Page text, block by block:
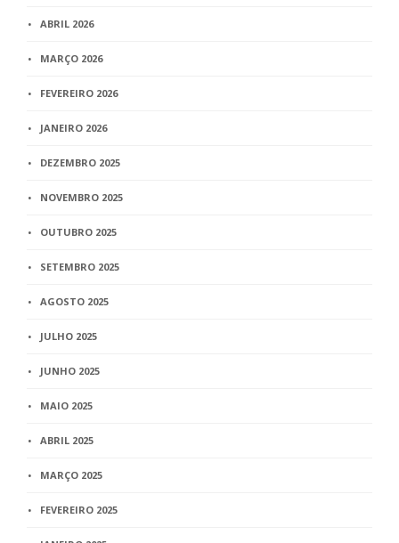
ABRIL 2026
MARÇO 2026
FEVEREIRO 2026
JANEIRO 2026
DEZEMBRO 2025
NOVEMBRO 2025
OUTUBRO 2025
SETEMBRO 2025
AGOSTO 2025
JULHO 2025
JUNHO 2025
MAIO 2025
ABRIL 2025
MARÇO 2025
FEVEREIRO 2025